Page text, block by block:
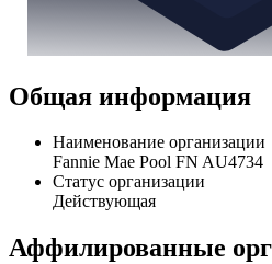
Общая информация
Наименование организации
Fannie Mae Pool FN AU4734
Статус организации
Действующая
Аффилированные